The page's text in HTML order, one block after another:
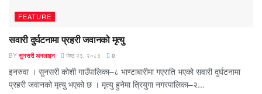
FEATURE
सवारी दुर्घटनामा प्रहरी जवानको मृत्यु
BY सुनसरी अनलाइन जेष्ठ २३, २०८३ 0
इनरुवा । सुनसरी कोशी गाउँपालिका–८ भाण्टाबारीमा गएराति भएको सवारी दुर्घटनामा
प्रहरी जवानको मृत्यु भएको छ । मृत्यु हुनेमा त्रियुगा नगरपालिका–२...